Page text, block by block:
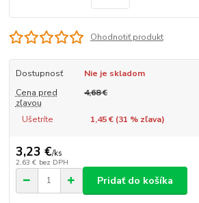
Ohodnotiť produkt
Dostupnosť
Nie je skladom
Cena pred
zľavou
4,68 €
Ušetríte 1,45 € (31 % zľava)
3,23 €/ks
2,63 € bez DPH
Pridať do košíka